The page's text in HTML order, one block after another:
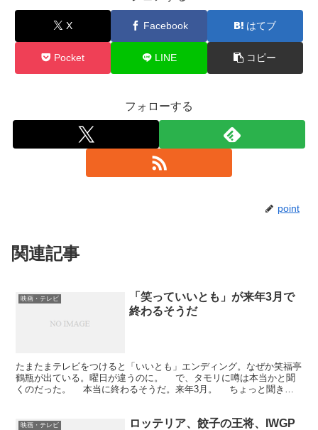
X Facebook はてブ
Pocket LINE コピー
フォローする
point
関連記事
映画・テレビ
「笑っていいとも」が来年3月で
終わるそうだ
たまたまテレビをつけると「いいとも」エンディング。なぜか笑福亭
鶴瓶が出ている。曜日が違うのに。 で、タモリに噂は本当かと聞
くのだった。 本当に終わるそうだ。来年3月。 ちょっと聞き逃
映画・テレビ ロッテリア、餃子の王将、IWGP